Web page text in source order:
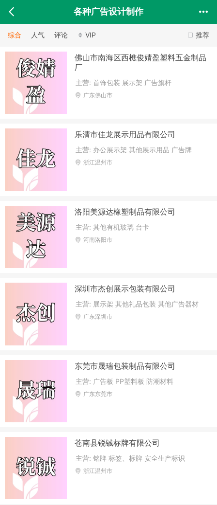
各种广告设计制作
推荐
综合 人气 评论 VIP
佛山市南海区西樵俊婧盈塑料五金制品
厂
主营: 首饰包装 展示架 广告旗杆
广东佛山市
乐清市佳龙展示用品有限公司
主营: 办公展示架 其他展示用品 广告牌
浙江温州市
洛阳美源达橡塑制品有限公司
主营: 其他有机玻璃 台卡
河南洛阳市
深圳市杰创展示包装有限公司
主营: 展示架 其他礼品包装 其他广告器材
广东深圳市
东莞市晟瑞包装制品有限公司
主营: 广告板 PP塑料板 防潮材料
广东东莞市
苍南县锐铖标牌有限公司
主营: 铭牌 标签、标牌 安全生产标识
浙江温州市